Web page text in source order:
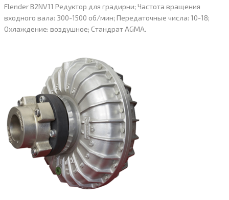
Flender B2NV11 Редуктор для градирни; Частота вращения
входного вала: 300-1500 об/мин; Передаточные числа: 10-18;
Охлаждение: воздушное; Стандрат AGMA.